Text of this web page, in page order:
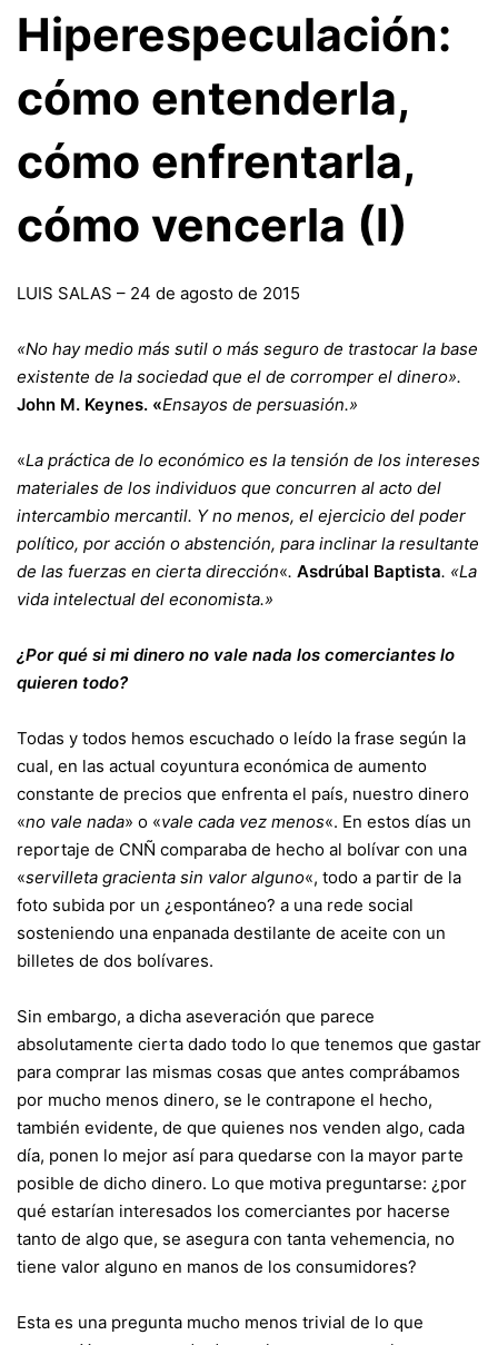
Hiperespeculación:
cómo entenderla,
cómo enfrentarla,
cómo vencerla (I)
LUIS SALAS – 24 de agosto de 2015
«No hay medio más sutil o más seguro de trastocar la base
existente de la sociedad que el de corromper el dinero».
John M. Keynes. «Ensayos de persuasión.»
«La práctica de lo económico es la tensión de los intereses
materiales de los individuos que concurren al acto del
intercambio mercantil. Y no menos, el ejercicio del poder
político, por acción o abstención, para inclinar la resultante
de las fuerzas en cierta dirección«. Asdrúbal Baptista. «La
vida intelectual del economista.»
¿Por qué si mi dinero no vale nada los comerciantes lo
quieren todo?
Todas y todos hemos escuchado o leído la frase según la
cual, en las actual coyuntura económica de aumento
constante de precios que enfrenta el país, nuestro dinero
«no vale nada» o «vale cada vez menos«. En estos días un
reportaje de CNÑ comparaba de hecho al bolívar con una
«servilleta gracienta sin valor alguno«, todo a partir de la
foto subida por un ¿espontáneo? a una rede social
sosteniendo una enpanada destilante de aceite con un
billetes de dos bolívares.
Sin embargo, a dicha aseveración que parece
absolutamente cierta dado todo lo que tenemos que gastar
para comprar las mismas cosas que antes comprábamos
por mucho menos dinero, se le contrapone el hecho,
también evidente, de que quienes nos venden algo, cada
día, ponen lo mejor así para quedarse con la mayor parte
posible de dicho dinero. Lo que motiva preguntarse: ¿por
qué estarían interesados los comerciantes por hacerse
tanto de algo que, se asegura con tanta vehemencia, no
tiene valor alguno en manos de los consumidores?
Esta es una pregunta mucho menos trivial de lo que